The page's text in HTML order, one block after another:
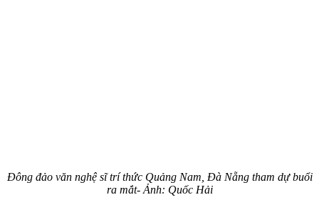
Đông đảo văn nghệ sĩ trí thức Quảng Nam, Đà Nẵng tham dự buổi
ra mắt- Ảnh: Quốc Hải